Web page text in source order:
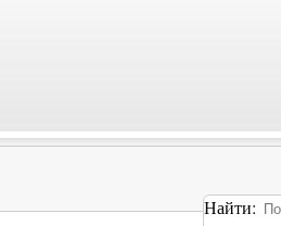
Найти: